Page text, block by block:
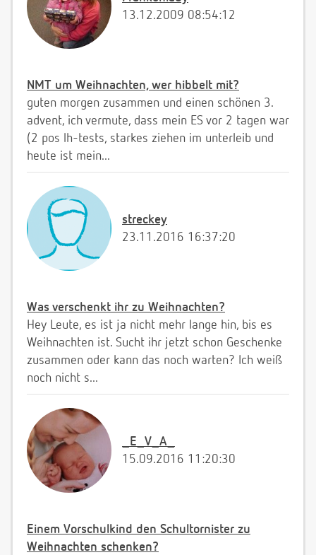
13.12.2009 08:54:12
NMT um Weihnachten, wer hibbelt mit?
guten morgen zusammen und einen schönen 3.
advent, ich vermute, dass mein ES vor 2 tagen war
(2 pos lh-tests, starkes ziehen im unterleib und
heute ist mein...
streckey
23.11.2016 16:37:20
Was verschenkt ihr zu Weihnachten?
Hey Leute, es ist ja nicht mehr lange hin, bis es
Weihnachten ist. Sucht ihr jetzt schon Geschenke
zusammen oder kann das noch warten? Ich weiß
noch nicht s...
_E_V_A_
15.09.2016 11:20:30
Einem Vorschulkind den Schultornister zu
Weihnachten schenken?